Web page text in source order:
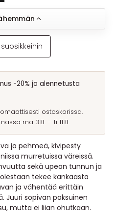
-20% jo alennetusta
ostoskorissa.
ma 3.8. – ti 11.8.
ja pehmeä, kivipesty
murretuissa väreissä.
sekä upean tunnun ja
tekee kankaasta
ja vähentää erittäin
Juuri sopivan paksuinen
mutta ei liian ohutkaan.